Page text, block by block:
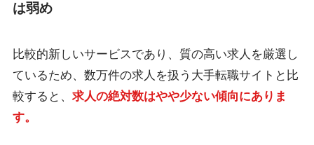
は弱め
比較的新しいサービスであり、質の高い求人を厳選し
ているため、数万件の求人を扱う大手転職サイトと比
較すると、 求人の絶対数はやや少ない傾向にありま
す。